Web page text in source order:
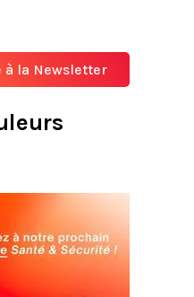
à la Newsletter